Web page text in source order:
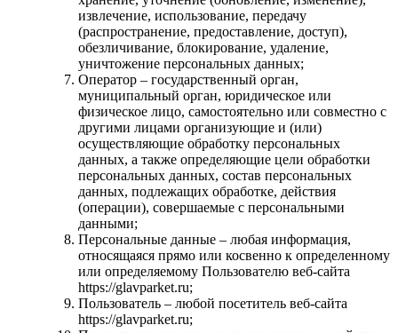
извлечение, использование, передачу
(распространение, предоставление, доступ),
обезличивание, блокирование, удаление,
уничтожение персональных данных;
Оператор – государственный орган,
муниципальный орган, юридическое или
физическое лицо, самостоятельно или совместно с
другими лицами организующие и (или)
осуществляющие обработку персональных
данных, а также определяющие цели обработки
персональных данных, состав персональных
данных, подлежащих обработке, действия
(операции), совершаемые с персональными
данными;
Персональные данные – любая информация,
относящаяся прямо или косвенно к определенному
или определяемому Пользователю веб-сайта
https://glavparket.ru;
Пользователь – любой посетитель веб-сайта
https://glavparket.ru;